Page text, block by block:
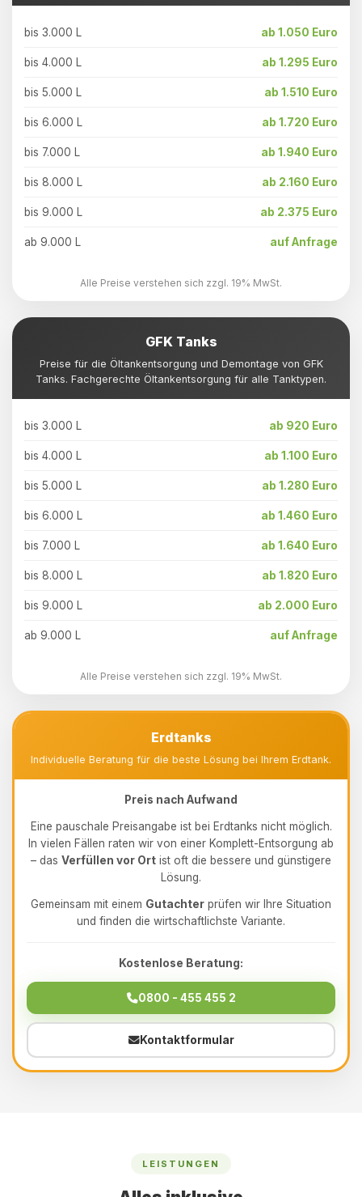
bis 3.000 L ab 1.050 Euro
bis 4.000 L ab 1.295 Euro
bis 5.000 L ab 1.510 Euro
bis 6.000 L ab 1.720 Euro
bis 7.000 L ab 1.940 Euro
bis 8.000 L ab 2.160 Euro
bis 9.000 L ab 2.375 Euro
ab 9.000 L auf Anfrage
Alle Preise verstehen sich zzgl. 19% MwSt.
GFK Tanks
Preise für die Öltankentsorgung und Demontage von GFK
Tanks. Fachgerechte Öltankentsorgung für alle Tanktypen.
bis 3.000 L ab 920 Euro
bis 4.000 L ab 1.100 Euro
bis 5.000 L ab 1.280 Euro
bis 6.000 L ab 1.460 Euro
bis 7.000 L ab 1.640 Euro
bis 8.000 L ab 1.820 Euro
bis 9.000 L ab 2.000 Euro
ab 9.000 L auf Anfrage
Alle Preise verstehen sich zzgl. 19% MwSt.
Erdtanks
Individuelle Beratung für die beste Lösung bei Ihrem Erdtank.
Preis nach Aufwand
Eine pauschale Preisangabe ist bei Erdtanks nicht möglich.
In vielen Fällen raten wir von einer Komplett-Entsorgung ab
– das Verfüllen vor Ort ist oft die bessere und günstigere
Lösung.
Gemeinsam mit einem Gutachter prüfen wir Ihre Situation
und finden die wirtschaftlichste Variante.
Kostenlose Beratung:
0800 - 455 455 2
Kontaktformular
LEISTUNGEN